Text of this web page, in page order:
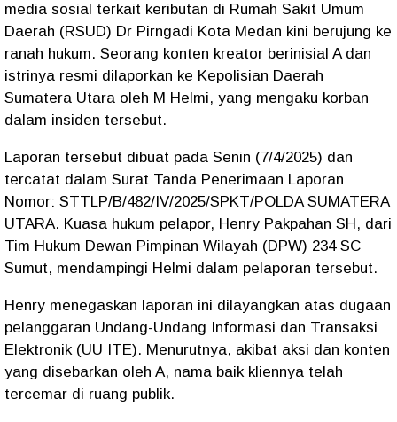
media sosial terkait keributan di Rumah Sakit Umum
Daerah (RSUD) Dr Pirngadi Kota Medan kini berujung ke
ranah hukum. Seorang konten kreator berinisial A dan
istrinya resmi dilaporkan ke Kepolisian Daerah
Sumatera Utara oleh M Helmi, yang mengaku korban
dalam insiden tersebut.
Laporan tersebut dibuat pada Senin (7/4/2025) dan
tercatat dalam Surat Tanda Penerimaan Laporan
Nomor: STTLP/B/482/IV/2025/SPKT/POLDA SUMATERA
UTARA. Kuasa hukum pelapor, Henry Pakpahan SH, dari
Tim Hukum Dewan Pimpinan Wilayah (DPW) 234 SC
Sumut, mendampingi Helmi dalam pelaporan tersebut.
Henry menegaskan laporan ini dilayangkan atas dugaan
pelanggaran Undang-Undang Informasi dan Transaksi
Elektronik (UU ITE). Menurutnya, akibat aksi dan konten
yang disebarkan oleh A, nama baik kliennya telah
tercemar di ruang publik.